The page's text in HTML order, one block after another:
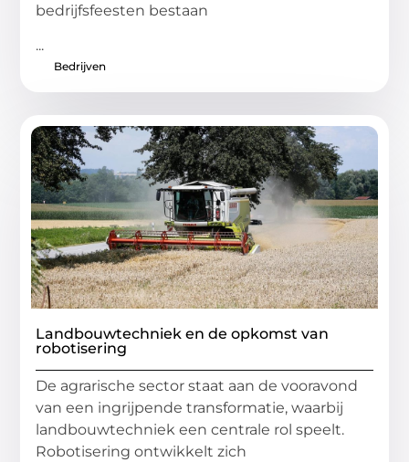
bedrijfsfeesten bestaan
...
Bedrijven
Landbouwtechniek en de opkomst van
robotisering
De agrarische sector staat aan de vooravond
van een ingrijpende transformatie, waarbij
landbouwtechniek een centrale rol speelt.
Robotisering ontwikkelt zich